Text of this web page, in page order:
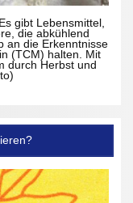
gibt Lebensmittel,
die abkühlend
an die Erkenntnisse
(TCM) halten. Mit
durch Herbst und